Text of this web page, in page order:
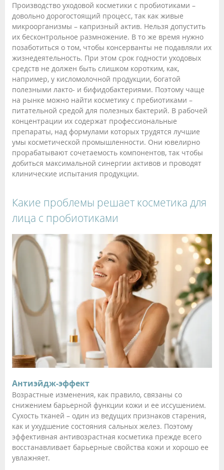
Производство уходовой косметики с пробиотиками –
довольно дорогостоящий процесс, так как живые
микроорганизмы – капризный актив. Нельзя допустить
их бесконтрольное размножение. В то же время нужно
позаботиться о том, чтобы консерванты не подавляли их
жизнедеятельность. При этом срок годности уходовых
средств не должен быть слишком коротким, как,
например, у кисломолочной продукции, богатой
полезными лакто- и бифидобактериями. Поэтому чаще
на рынке можно найти косметику с пребиотиками –
питательной средой для полезных бактерий. В рабочей
концентрации их содержат профессиональные
препараты, над формулами которых трудятся лучшие
умы косметической промышленности. Они ювелирно
прорабатывают сочетаемость компонентов, так чтобы
добиться максимальной синергии активов и проводят
клинические испытания продукции.
Какие проблемы решает косметика для
лица с пробиотиками
Антиэйдж-эффект
Возрастные изменения, как правило, связаны со
снижением барьерной функции кожи и ее иссушением.
Сухость тканей – один из ведущих признаков старения,
как и ухудшение состояния сальных желез. Поэтому
эффективная антивозрастная косметика прежде всего
восстанавливает барьерные свойства кожи и хорошо ее
увлажняет.